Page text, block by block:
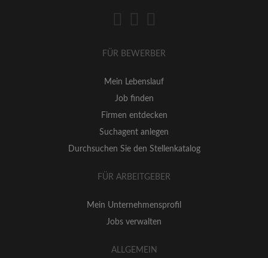
FÜR BEWERBER
Mein Lebenslauf
Job finden
Firmen entdecken
Suchagent anlegen
Durchsuchen Sie den Stellenkatalog
FÜR ARBEITGEBER
Mein Unternehmensprofil
Jobs verwalten
ALLGEMEIN